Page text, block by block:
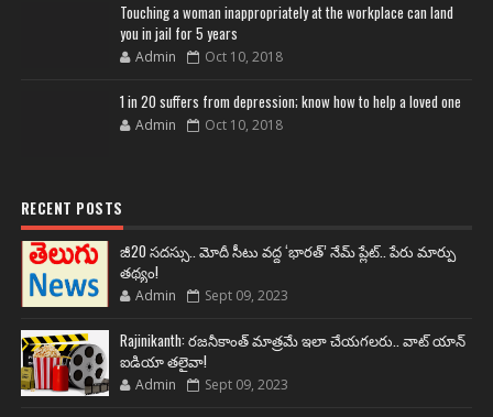
Touching a woman inappropriately at the workplace can land
you in jail for 5 years
Admin Oct 10, 2018
1 in 20 suffers from depression; know how to help a loved one
Admin Oct 10, 2018
RECENT POSTS
జీ20 సదస్సు.. మోదీ సీటు వద్ద ‘భారత్’ నేమ్ ప్లేట్‌.. పేరు మార్పు
తథ్యం!
Admin Sept 09, 2023
Rajinikanth: రజనీకాంత్ మాత్రమే ఇలా చేయగలరు.. వాట్ యాన్
ఐడియా తలైవా!
Admin Sept 09, 2023